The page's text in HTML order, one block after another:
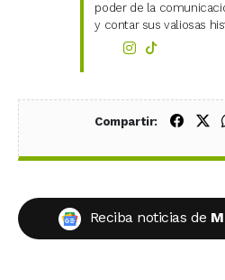
poder de la
y contar sus valiosas
Compartir:
Reciba noticias de